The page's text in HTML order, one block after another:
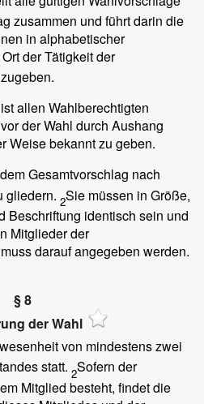
zusammen und führt darin die
in alphabetischer
der Tätigkeit der
allen Wahlberechtigten
der Wahl durch Aushang
Weise bekannt zu geben.
Gesamtvorschlag nach
gliedern. 2Sie müssen in Größe,
Beschriftung identisch sein und
Mitglieder der
darauf angegeben werden.
§ 8
der Wahl
von mindestens zwei
statt. 2Sofern der
Mitglied besteht, findet die